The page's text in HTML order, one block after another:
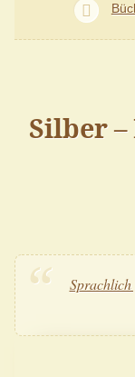
Silber –
Sprachlich